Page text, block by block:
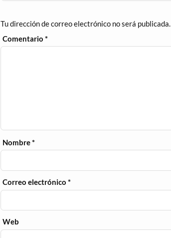
Tu dirección de correo electrónico no será publicada.
Comentario*
Nombre*
Correo electrónico*
Web